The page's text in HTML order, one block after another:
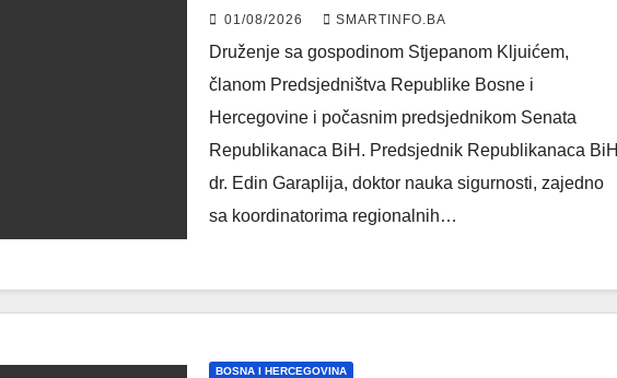
Bosne i Hercegovine
01/08/2026 SMARTINFO.BA
Druženje sa gospodinom Stjepanom Kljuićem,
članom Predsjedništva Republike Bosne i
Hercegovine i počasnim predsjednikom Senata
Republikanaca BiH. Predsjednik Republikanaca BiH
dr. Edin Garaplija, doktor nauka sigurnosti, zajedno
sa koordinatorima regionalnih…
BOSNA I HERCEGOVINA